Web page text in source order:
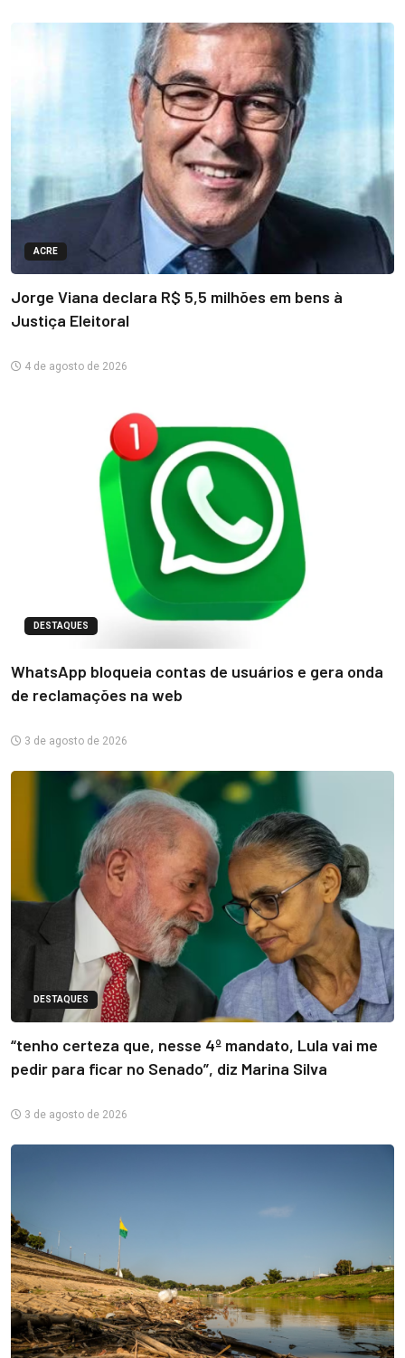
ACRE
Jorge Viana declara R$ 5,5 milhões em bens à
Justiça Eleitoral
4 de agosto de 2026
DESTAQUES
WhatsApp bloqueia contas de usuários e gera onda
de reclamações na web
3 de agosto de 2026
DESTAQUES
“tenho certeza que, nesse 4º mandato, Lula vai me
pedir para ficar no Senado”, diz Marina Silva
3 de agosto de 2026